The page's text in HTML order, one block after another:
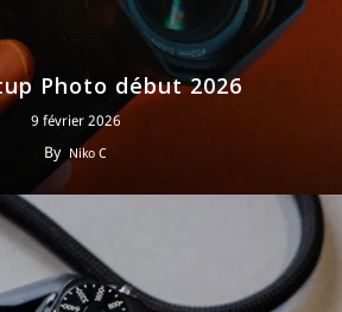
Photo début 2026
9 février 2026
By Niko C